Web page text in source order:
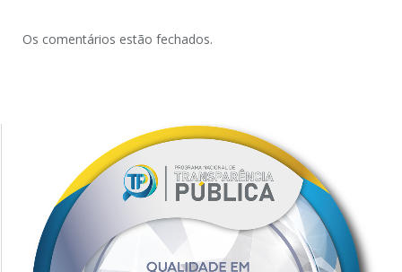
Os comentários estão fechados.